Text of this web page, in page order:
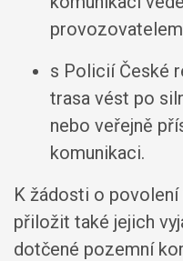
s Policií České
trasa vést po
nebo veřejně
komunikaci.
K žádosti o
přiložit také jejich
dotčené pozemní